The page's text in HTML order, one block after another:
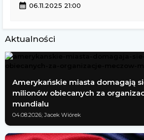
calendar_month 06.11.2025 21:00
Aktualności
Amerykańskie miasta domagają
milionów obiecanych za
mundialu
04.08.2026; Jacek Wiórek